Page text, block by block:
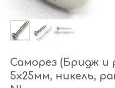
Саморез (Бридж и
5х25мм, никель,